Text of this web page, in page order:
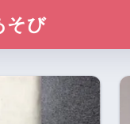
そび